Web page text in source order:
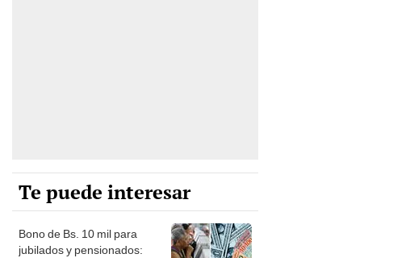
Te puede interesar
Bono de Bs. 10 mil para
jubilados y pensionados: